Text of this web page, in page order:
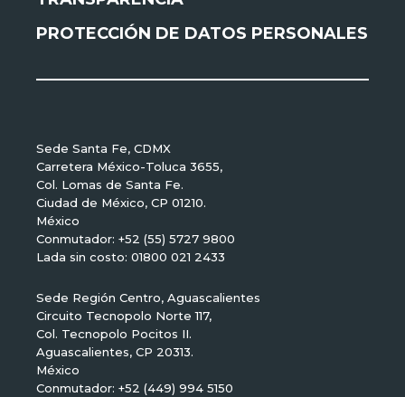
PROTECCIÓN DE DATOS PERSONALES
Sede Santa Fe, CDMX
Carretera México-Toluca 3655,
Col. Lomas de Santa Fe.
Ciudad de México, CP 01210.
México
Conmutador: +52 (55) 5727 9800
Lada sin costo: 01800 021 2433
Sede Región Centro, Aguascalientes
Circuito Tecnopolo Norte 117,
Col. Tecnopolo Pocitos II.
Aguascalientes, CP 20313.
México
Conmutador: +52 (449) 994 5150